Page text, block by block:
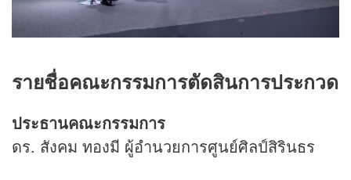
รายชื่อคณะกรรมการตัดสินการประกวด
ประธานคณะกรรมการ
ดร. สังคม ทองมี ผู้อำนวยการศูนย์ศิลป์สิรินธร